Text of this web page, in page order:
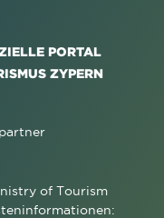
PORTAL
ZYPERN
of Tourism